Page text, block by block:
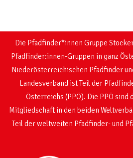
Die Pfadfinder*innen Gruppe
Pfadfinder:innen-Gruppen in ganz
Niederösterreichischen Pfadfinder
Landesverband ist Teil der
Österreichs (PPÖ). Die PPÖ sind
Mitgliedschaft in den beiden
Teil der weltweiten Pfadfinder- und